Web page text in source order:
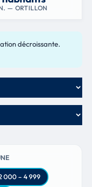
— ORTILLON
décroissante.
000 – 4 999